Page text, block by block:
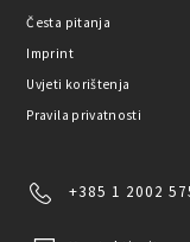
Česta pitanja
Imprint
Uvjeti korištenja
Pravila privatnosti
+385 1 2002